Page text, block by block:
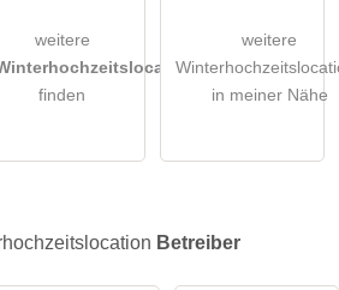
habe ich zur Kenntnis genommen.
eineindividuelle Fragean den
weitere
finden
weitere
in meiner Nähe
Betreiber